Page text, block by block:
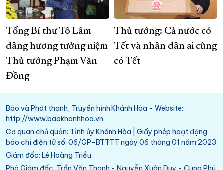
Tổng Bí thư Tô Lâm
dâng hương tưởng niệm
Thủ tướng Phạm Văn
Đồng
Thủ tướng: Cả nước có
Tết và nhân dân ai cũng
có Tết
Báo và Phát thanh, Truyền hình Khánh Hòa - Website:
http://www.baokhanhhoa.vn
Cơ quan chủ quản: Tỉnh ủy Khánh Hòa | Giấy phép hoạt động
báo chí điện tử số: 06/GP-BTTTT ngày 06 tháng 01 năm 2023
Giám đốc: Lê Hoàng Triều
Phó Giám đốc: Trần Văn Thanh - Nguyễn Xuân Duy - Cung Phú